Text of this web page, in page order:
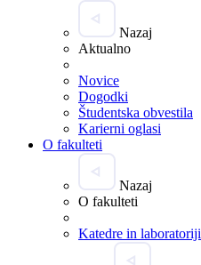
Nazaj
Aktualno
Novice
Dogodki
Študentska obvestila
Karierni oglasi
O fakulteti
Nazaj
O fakulteti
Katedre in laboratoriji